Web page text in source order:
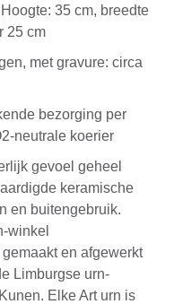
35 cm, breedte
25 cm
met gravure: circa
bezorging per
neutrale koerier
gevoel geheel
keramische
en buitengebruik.
winkel
en afgewerkt
Limburgse urn-
Elke Art urn is